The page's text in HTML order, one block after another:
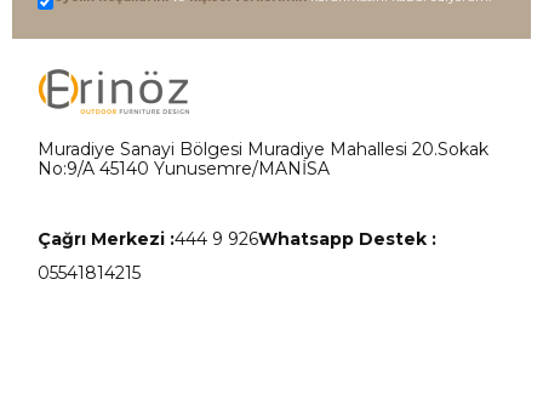
Muradiye Sanayi Bölgesi Muradiye Mahallesi 20.Sokak
No:9/A 45140 Yunusemre/MANİSA
Çağrı Merkezi :444 9 926Whatsapp Destek :
05541814215